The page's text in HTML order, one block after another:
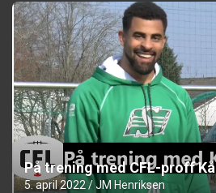
På trening med CFL-proff
5. april 2022 JM Henriksen